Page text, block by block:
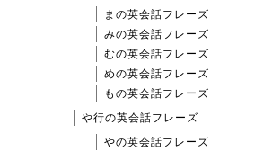
まの英会話フレーズ
みの英会話フレーズ
むの英会話フレーズ
めの英会話フレーズ
もの英会話フレーズ
や行の英会話フレーズ
やの英会話フレーズ